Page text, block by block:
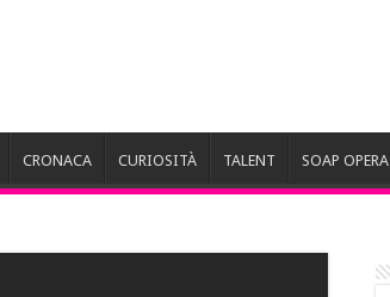
CRONACA CURIOSITÀ TALENT SOAP OPERA